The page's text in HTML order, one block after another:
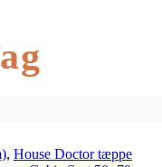
, House Doctor tæppe